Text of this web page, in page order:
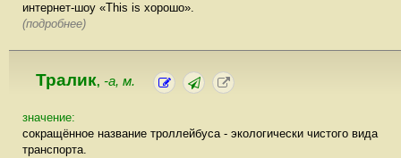
интернет-шоу «This is хорошо».
(подробнее)
Тралик, -а, м.
значение:
сокращённое название троллейбуса - экологически чистого вида
транспорта.